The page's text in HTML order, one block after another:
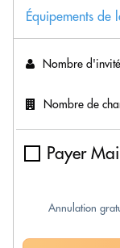
Équipements de
Nombre
Nombre de
Payer
Annulation